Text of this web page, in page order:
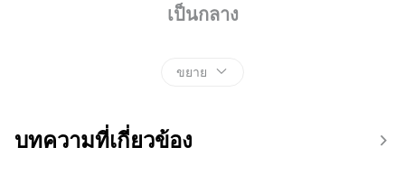
เป็นกลาง
ขยาย
บทความที่เกี่ยวข้อง